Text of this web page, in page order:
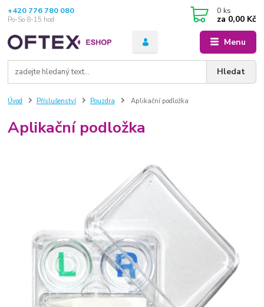
Menu
Hledat
+420 776 780 080
Po-So 8-15 hod
0 ks
za 0,00 Kč
Úvod Příslušenství Pouzdra Aplikační podložka
Aplikační podložka